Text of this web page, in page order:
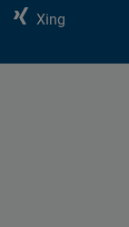
Xing